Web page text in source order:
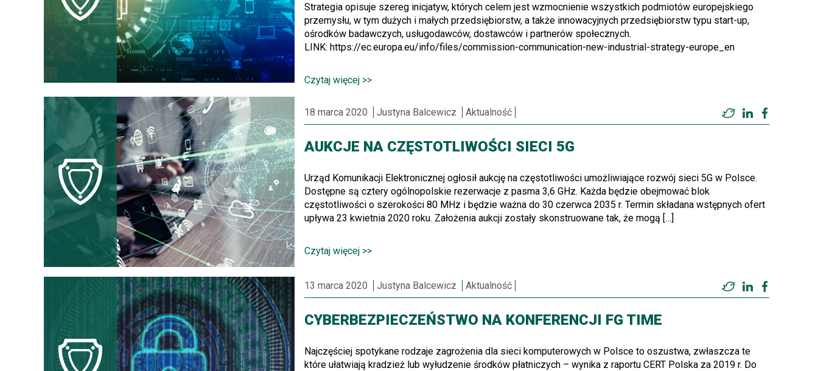
Strategia opisuje szereg inicjatyw, których celem jest wzmocnienie wszystkich podmiotów europejskiego
przemysłu, w tym dużych i małych przedsiębiorstw, a także innowacyjnych przedsiębiorstw typu start-up,
ośrodków badawczych, usługodawców, dostawców i partnerów społecznych.
LINK: https://ec.europa.eu/info/files/commission-communication-new-industrial-strategy-europe_en
Czytaj więcej >>
18 marca 2020 Justyna Balcewicz Aktualność TwitterLinkedIn
AUKCJE NA CZĘSTOTLIWOŚCI SIECI 5G
Urząd Komunikacji Elektronicznej ogłosił aukcję na częstotliwości umożliwiające rozwój sieci 5G w Polsce.
Dostępne są cztery ogólnopolskie rezerwacje z pasma 3,6 GHz. Każda będzie obejmować blok
częstotliwości o szerokości 80 MHz i będzie ważna do 30 czerwca 2035 r. Termin składana wstępnych ofert
upływa 23 kwietnia 2020 roku. Założenia aukcji zostały skonstruowane tak, że mogą […]
Czytaj więcej >>
13 marca 2020 Justyna Balcewicz Aktualność TwitterLinkedIn
CYBERBEZPIECZEŃSTWO NA KONFERENCJI FG TIME
Najczęściej spotykane rodzaje zagrożenia dla sieci komputerowych w Polsce to oszustwa, zwłaszcza te
które ułatwiają kradzież lub wyłudzenie środków płatniczych – wynika z raportu CERT Polska za 2019 r. Do